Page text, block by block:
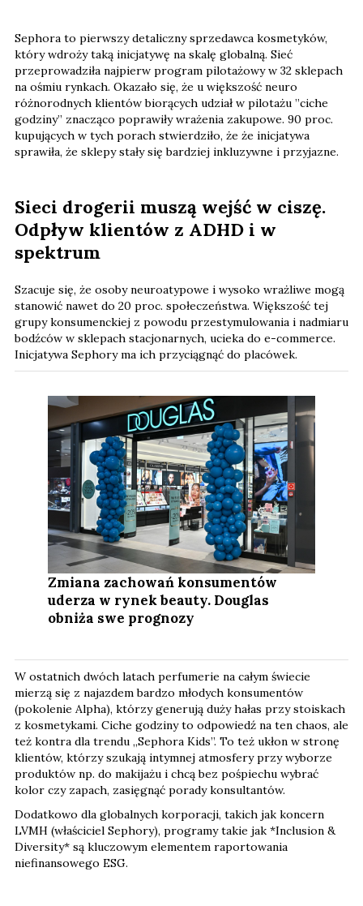
Sephora to pierwszy detaliczny sprzedawca kosmetyków,
który wdroży taką inicjatywę na skalę globalną. Sieć
przeprowadziła najpierw program pilotażowy w 32 sklepach
na ośmiu rynkach. Okazało się, że u większość neuro
różnorodnych klientów biorących udział w pilotażu ​​”ciche
godziny” znacząco poprawiły wrażenia zakupowe. 90 proc.
kupujących w tych porach stwierdziło, że ​​że inicjatywa
sprawiła, że ​​sklepy stały się bardziej inkluzywne i przyjazne.
Sieci drogerii muszą wejść w ciszę.
Odpływ klientów z ADHD i w
spektrum
Szacuje się, że osoby neuroatypowe i wysoko wrażliwe mogą
stanowić nawet do 20 proc. społeczeństwa. Większość tej
grupy konsumenckiej z powodu przestymulowania i nadmiaru
bodźców w sklepach stacjonarnych, ucieka do e-commerce.
Inicjatywa Sephory ma ich przyciągnąć do placówek.
Zmiana zachowań konsumentów
uderza w rynek beauty. Douglas
obniża swe prognozy
W ostatnich dwóch latach perfumerie na całym świecie
mierzą się z najazdem bardzo młodych konsumentów
(pokolenie Alpha), którzy generują duży hałas przy stoiskach
z kosmetykami. Ciche godziny to odpowiedź na ten chaos, ale
też kontra dla trendu „Sephora Kids”. To też ukłon w stronę
klientów, którzy szukają intymnej atmosfery przy wyborze
produktów np. do makijażu i chcą bez pośpiechu wybrać
kolor czy zapach, zasięgnąć porady konsultantów.
Dodatkowo dla globalnych korporacji, takich jak koncern
LVMH (właściciel Sephory), programy takie jak *Inclusion &
Diversity* są kluczowym elementem raportowania
niefinansowego ESG.